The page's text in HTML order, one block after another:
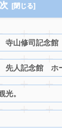
山修司記念館
先人記念館 ホ
。